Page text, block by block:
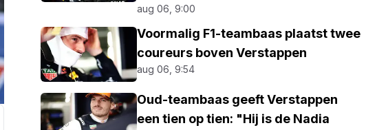
aug 06, 9:00
Voormalig F1-teambaas plaatst twee
coureurs boven Verstappen
aug 06, 9:54
Oud-teambaas geeft Verstappen
een tien op tien: "Hij is de Nadia